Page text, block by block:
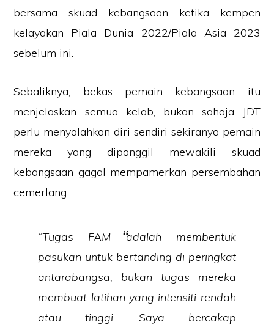
bersama skuad kebangsaan ketika kempen
kelayakan Piala Dunia 2022/Piala Asia 2023
sebelum ini.
Sebaliknya, bekas pemain kebangsaan itu
menjelaskan semua kelab, bukan sahaja JDT
perlu menyalahkan diri sendiri sekiranya pemain
mereka yang dipanggil mewakili skuad
kebangsaan gagal mempamerkan persembahan
cemerlang.
“Tugas FAM adalah membentuk
pasukan untuk bertanding di peringkat
antarabangsa, bukan tugas mereka
membuat latihan yang intensiti rendah
atau tinggi. Saya bercakap